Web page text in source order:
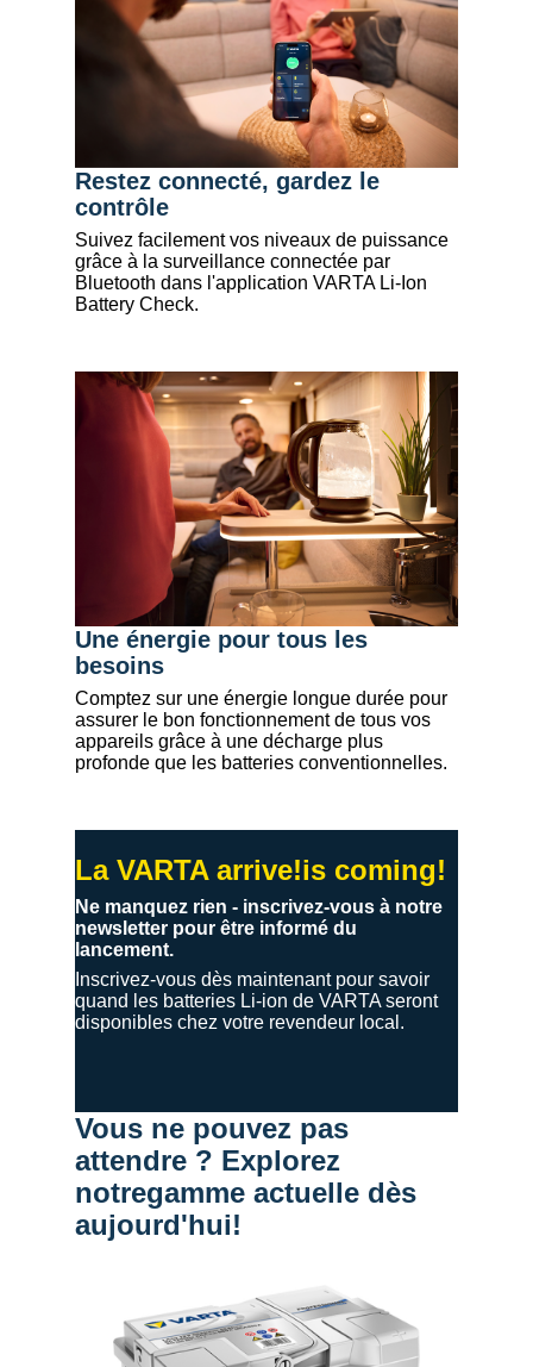
Restez connecté, gardez le
contrôle
Suivez facilement vos niveaux de puissance
grâce à la surveillance connectée par
Bluetooth dans l'application VARTA Li-Ion
Battery Check.
Une énergie pour tous les
besoins
Comptez sur une énergie longue durée pour
assurer le bon fonctionnement de tous vos
appareils grâce à une décharge plus
profonde que les batteries conventionnelles.
La VARTA arrive!is coming!
Ne manquez rien - inscrivez-vous à notre
newsletter pour être informé du
lancement.
Inscrivez-vous dès maintenant pour savoir
quand les batteries Li-ion de VARTA seront
disponibles chez votre revendeur local.
Vous ne pouvez pas
attendre ? Explorez
notregamme actuelle dès
aujourd'hui!